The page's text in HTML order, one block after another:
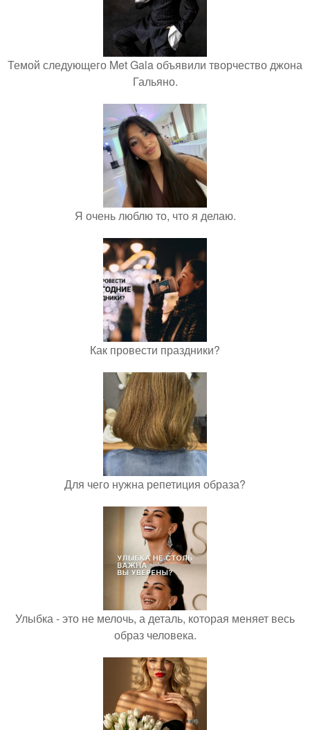
Темой следующего Met Gala объявили творчество джона
Гальяно.
Я очень люблю то, что я делаю.
Как провести праздники?
Для чего нужна репетиция образа?
Улыбка - это не мелочь, а деталь, которая меняет весь
образ человека.